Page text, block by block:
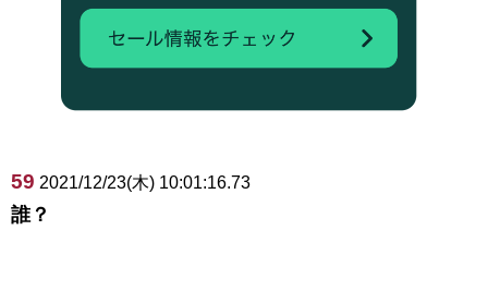
59 2021/12/23(木) 10:01:16.73
誰？